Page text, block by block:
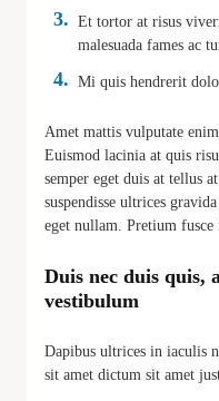
Et tortor at risus
malesuada fames ac
Mi quis hendrerit
Amet mattis vulputate
Euismod lacinia at quis
semper eget duis at tellus
suspendisse ultrices
eget nullam. Pretium
Duis nec duis quis,
vestibulum
Dapibus ultrices in iaculis
sit amet dictum sit amet